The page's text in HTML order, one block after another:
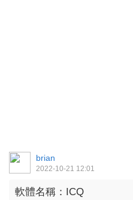
brian
2022-10-21 12:01
軟體名稱： ICQ